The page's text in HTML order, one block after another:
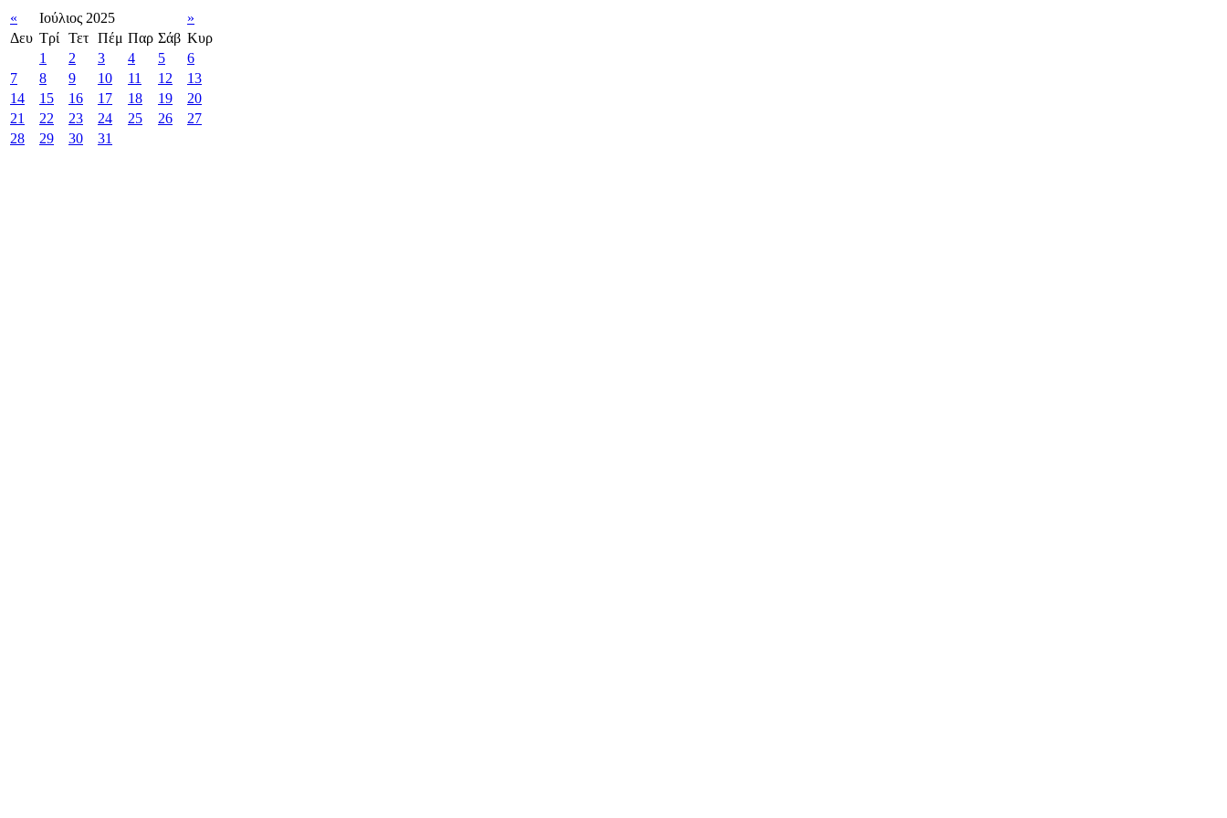
« Ιούλιος 2025
»
Δευ Τρί Τετ Πέμ Παρ Σάβ Κυρ
1
2 3 4 5
6
7
8 9 10 11 12
13
14
15 16 17 18 19
20
21
22 23 24 25 26
27
28
29 30 31